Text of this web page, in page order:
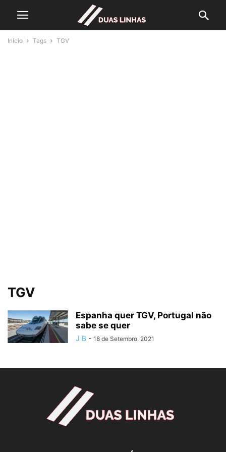
Início Tags TGV
TGV
Espanha quer TGV, Portugal não
sabe se quer
J B - 18 de Setembro, 2021